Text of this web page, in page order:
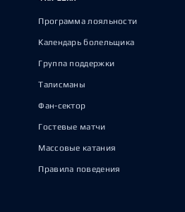
Программа лояльности
Календарь болельщика
Группа поддержки
Талисманы
Фан-сектор
Гостевые матчи
Массовые катания
Правила поведения